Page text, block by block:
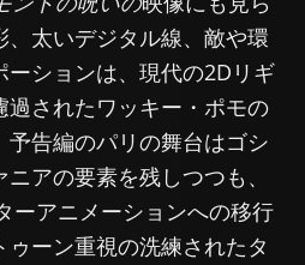
太いデジタル線、敵や環
ションは、現代の2Dリギ
過されたワッキー・ポモの
告編のパリの舞台はゴシ
アの要素を残しつつも、
ーアニメーションへの移行
ーン重視の洗練されたタ